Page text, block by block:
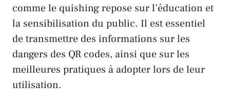
comme le quishing repose sur l’éducation et
la sensibilisation du public. Il est essentiel
de transmettre des informations sur les
dangers des QR codes, ainsi que sur les
meilleures pratiques à adopter lors de leur
utilisation.